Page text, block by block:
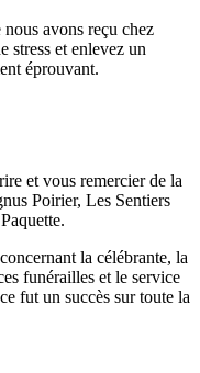
avons reçu chez
stress et enlevez un
éprouvant.
et vous remercier de la
Poirier, Les Sentiers
la célébrante, la
funérailles et le service
fut un succès sur toute la